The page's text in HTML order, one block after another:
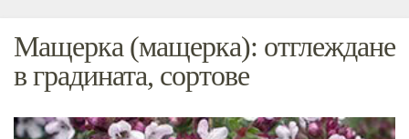
Мащерка (мащерка): отглеждане
в градината, сортове